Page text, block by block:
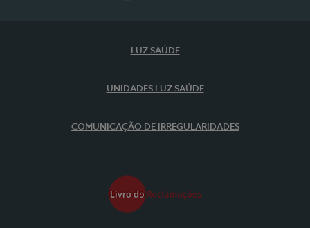
LUZ SAÚDE
UNIDADES LUZ SAÚDE
COMUNICAÇÃO DE IRREGULARIDADES